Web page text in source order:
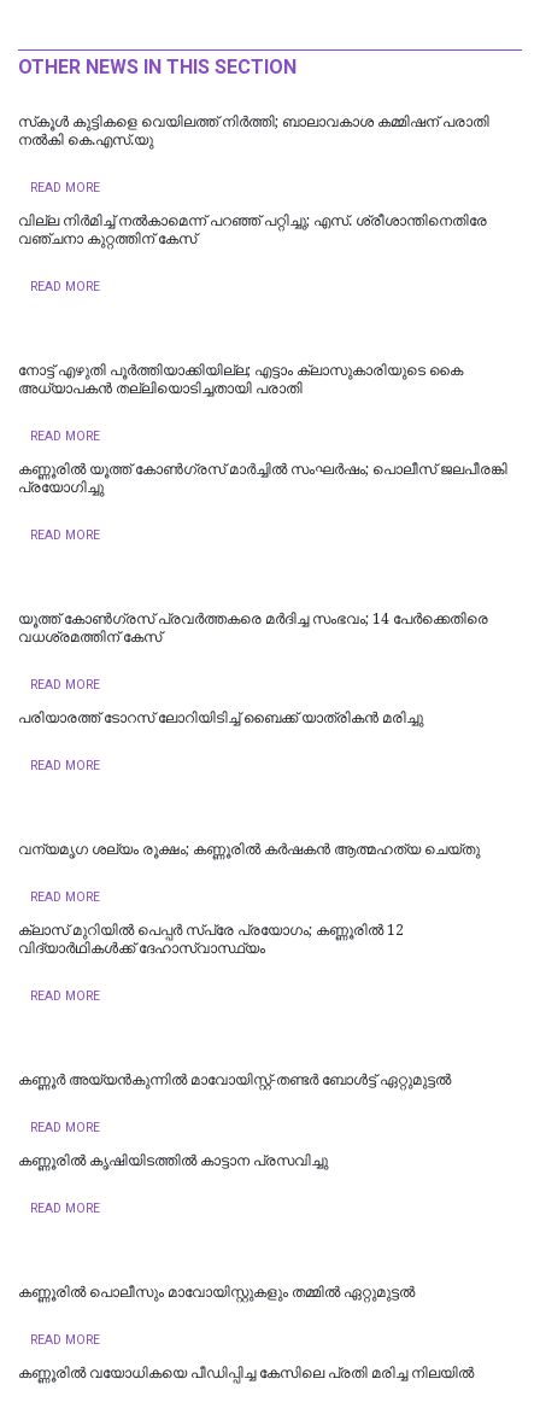
OTHER NEWS IN THIS SECTION
സ്‌കൂള്‍ കുട്ടികളെ വെയിലത്ത് നിര്‍ത്തി; ബാലാവകാശ കമ്മിഷന് പരാതി
നല്‍കി കെ.എസ്.യു
READ MORE
വില്ല നിർമിച്ച് നൽകാമെന്ന് പറഞ്ഞ് പറ്റിച്ചു; എസ്. ശ്രീശാന്തിനെതിരേ
വഞ്ചനാ കുറ്റത്തിന് കേസ്
READ MORE
നോട്ട് എഴുതി പൂർത്തിയാക്കിയില്ല; എട്ടാം ക്ലാസുകാരിയുടെ കൈ
അധ്യാപകന്‍ തല്ലിയൊടിച്ചതായി പരാതി
READ MORE
കണ്ണൂരിൽ യൂത്ത് കോൺ​ഗ്രസ് മാർച്ചിൽ സംഘർഷം; പൊലീസ് ജലപീരങ്കി
പ്രയോ​ഗിച്ചു
READ MORE
യൂത്ത് കോണ്‍ഗ്രസ് പ്രവര്‍ത്തകരെ മര്‍ദിച്ച സംഭവം; 14 പേര്‍ക്കെതിരെ
വധശ്രമത്തിന് കേസ്
READ MORE
പരിയാരത്ത് ടോറസ് ലോറിയിടിച്ച് ബൈക്ക് യാത്രികൻ മരിച്ചു
READ MORE
വന്യമൃഗ ശല്യം രൂക്ഷം; കണ്ണൂരിൽ കർഷകൻ ആത്മഹത്യ ചെയ്‌തു
READ MORE
ക്ലാസ് മുറിയിൽ പെപ്പർ സ്പ്രേ പ്രയോഗം; കണ്ണൂരിൽ 12
വിദ്യാർഥികൾക്ക് ദേഹാസ്വാസ്ഥ്യം
READ MORE
കണ്ണൂർ അയ്യൻകുന്നിൽ മാവോയിസ്റ്റ്-തണ്ടർ ബോൾട്ട് ഏറ്റുമുട്ടൽ
READ MORE
കണ്ണൂരില്‍ കൃഷിയിടത്തിൽ കാട്ടാന പ്രസവിച്ചു
READ MORE
കണ്ണൂരിൽ പൊലീസും മാവോയിസ്റ്റുകളും തമ്മിൽ ഏറ്റുമുട്ടൽ
READ MORE
കണ്ണൂരിൽ വയോധികയെ പീഡിപ്പിച്ച കേസിലെ പ്രതി മരിച്ച നിലയിൽ